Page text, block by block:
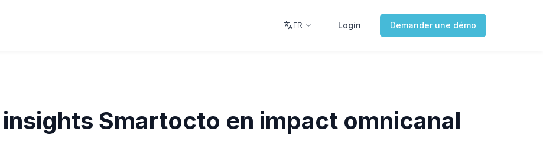
FR Login Demander une démo
Smartocto en impact omnicanal